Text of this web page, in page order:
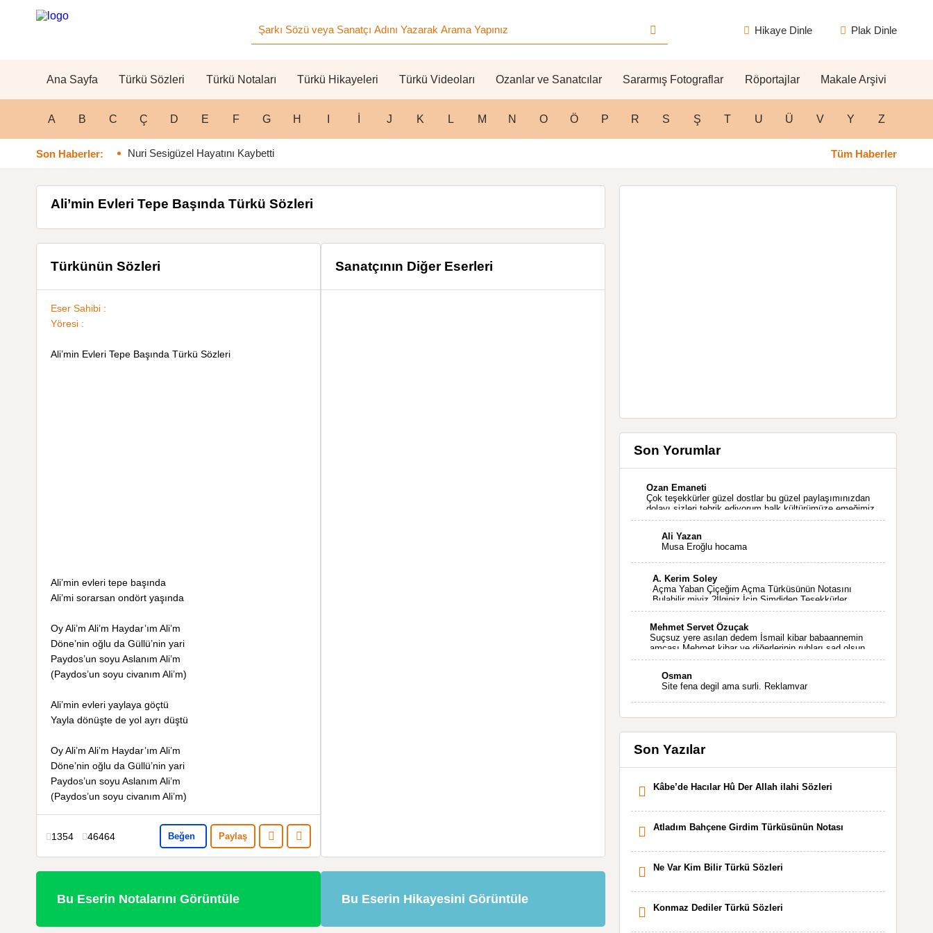
Hikaye Dinle Plak Dinle
Ana Sayfa Türkü Sözleri Türkü Notaları Türkü Hikayeleri Türkü Videoları Ozanlar ve Sanatcılar Sararmış Fotograflar Röportajlar Makale Arşivi
A B C Ç D E F G H J K L M N O Ö P R S Ş T U Ü V Y Z
Son Haberler: Nuri Sesigüzel Hayatını Kaybetti Tüm Haberler
Ali’min Evleri Tepe Başında Türkü Sözleri
Türkünün Sözleri
Eser Sahibi :
Yöresi :
Ali’min Evleri Tepe Başında Türkü Sözleri
Ali’min evleri tepe başında
Ali’mi sorarsan ondört yaşında
Oy Ali’m Ali’m Haydar’ım Ali’m
Döne’nin oğlu da Güllü’nin yari
Paydos’un soyu Aslanım Ali’m
(Paydos’un soyu civanım Ali’m)
Ali’min evleri yaylaya göçtü
Yayla dönüşte de yol ayrı düştü
Oy Ali’m Ali’m Haydar’ım Ali’m
Döne’nin oğlu da Güllü’nin yari
Paydos’un soyu Aslanım Ali’m
(Paydos’un soyu civanım Ali’m)
1354 46464 Beğen Paylaş
Sanatçının Diğer Eserleri
Bu Eserin Notalarını Görüntüle Bu Eserin Hikayesini Görüntüle
Son Yorumlar
Ozan Emaneti
Çok teşekkürler güzel dostlar bu güzel paylaşımınızdan
dolayı sizleri tebrik ediyorum halk kültürümüze emeğimiz
geçti ise ne mutlu bizlere sizlerin sayesinde türkülerimiz
Ali Yazan
Musa Eroğlu hocama
A. Kerim Soley
Açma Yaban Çiçeğim Açma Türküsünün Notasını
Bulabilir miyiz ?İlginiz İçin Şimdiden Teşekkürler.
Mehmet Servet Özuçak
Suçsuz yere asılan dedem İsmail kibar babaannemin
amcası Mehmet kibar ve diğerlerinin ruhları şad olsun.
Kahrolsun Cemal paşa
Osman
Site fena degil ama surli. Reklamvar
Son Yazılar
Kâbe’de Hacılar Hû Der Allah ilahi Sözleri
Atladım Bahçene Girdim Türküsünün Notası
Ne Var Kim Bilir Türkü Sözleri
Konmaz Dediler Türkü Sözleri